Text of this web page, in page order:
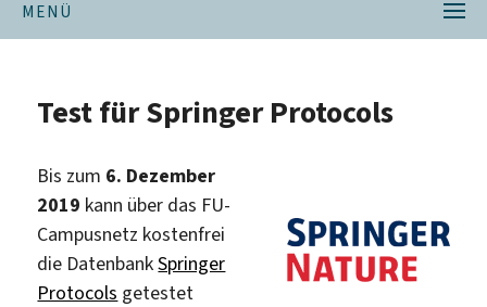
MENÜ
Test für Springer Protocols
Bis zum 6. Dezember
2019 kann über das FU-
Campusnetz kostenfrei
die DatenbankSpringer
Protocols getestet